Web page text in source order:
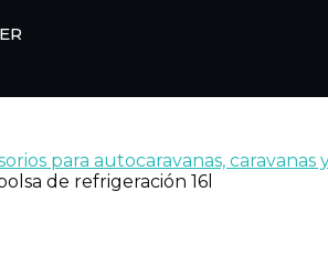
para autocaravanas, caravanas
de refrigeración 16l